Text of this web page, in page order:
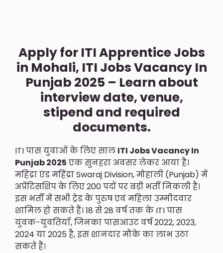
Apply for ITI Apprentice Jobs
in Mohali, ITI Jobs Vacancy In
Punjab 2025 – Learn about
interview date, venue,
stipend and required
documents.
ITI पास युवाओं के लिए साल ITI Jobs Vacancy In
Punjab 2025 एक सुनहरा अवसर लेकर आया है।
महिंद्रा एंड महिंद्रा Swaraj Division, मोहाली (Punjab) में
अप्रेंटिसशिप के लिए 200 पदों पर बड़ी भर्ती निकली है।
इस भर्ती में सभी ट्रेड के पुरुष एवं महिला उम्मीदवार
शामिल हो सकते हैं। 18 से 28 वर्ष तक के ITI पास
युवक-युवतियाँ, जिनका पासआउट वर्ष 2022, 2023,
2024 या 2025 है, इस शानदार मौके का लाभ उठा
सकते हैं।